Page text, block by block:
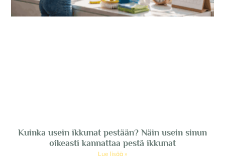
Kuinka usein ikkunat pestään? Näin usein sinun
oikeasti kannattaa pestä ikkunat
Lue lisää »